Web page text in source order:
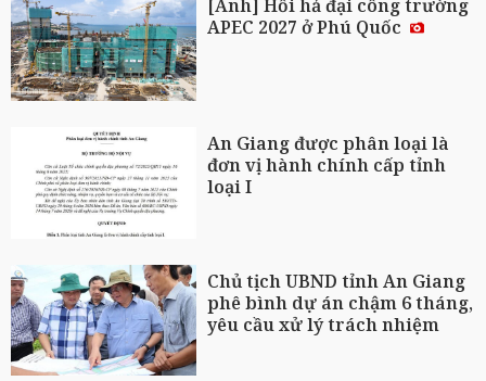
[Ảnh] Hối hả đại công trường
APEC 2027 ở Phú Quốc
An Giang được phân loại là
đơn vị hành chính cấp tỉnh
loại I
Chủ tịch UBND tỉnh An Giang
phê bình dự án chậm 6 tháng,
yêu cầu xử lý trách nhiệm